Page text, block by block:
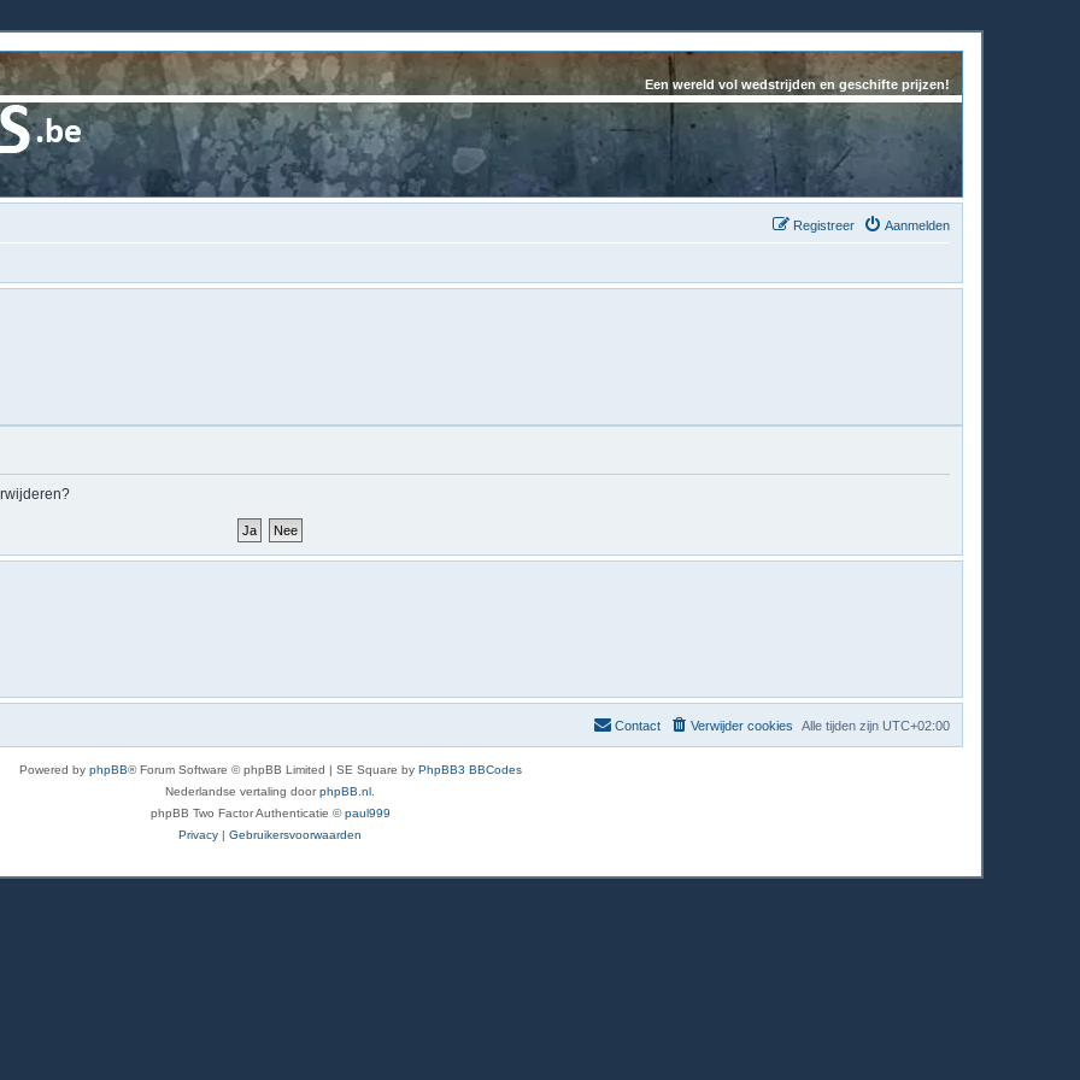
Een wereld vol wedstrijden en geschifte prijzen!
Aanmelden
Registreer
Alle tijden zijn UTC+02:00
Verwijder cookies
Contact
Powered by phpBB® Forum Software © phpBB Limited | SE Square by PhpBB3 BBCodes
Nederlandse vertaling doorphpBB.nl
phpBB Two Factor Authenticatie ©paul999
Privacy | Gebruikersvoorwaarden